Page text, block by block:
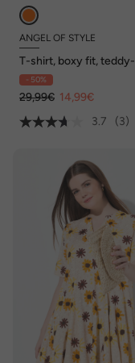
ANGEL OF STYLE
T-shirt, boxy fit, teddy-
motief, korte mouwen
- 50%
29,99€ 14,99€
3.7
(3)